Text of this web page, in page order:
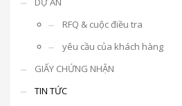
RFQ & cuộc điều tra
yêu cầu của khách hàng
GIẤY CHỨNG NHẬN
TIN TỨC